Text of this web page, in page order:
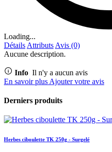
Loading...
Détails Attributs Avis (0)
Aucune description.
Info Il n'y a aucun avis
En savoir plus Ajouter votre avis
Derniers produits
Herbes ciboulette TK 250g - Surgelé